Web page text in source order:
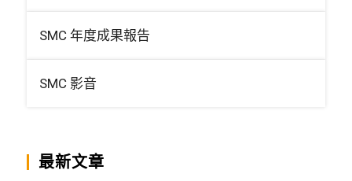
SMC 年度成果報告
SMC 影音
最新文章